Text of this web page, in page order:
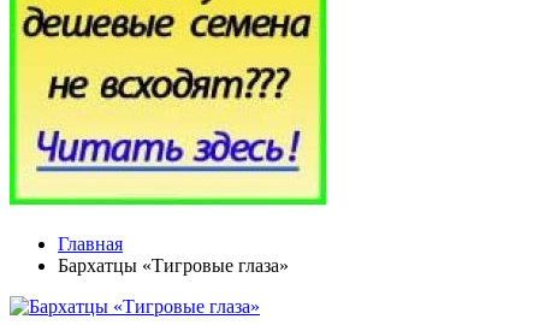
Главная
Бархатцы «Тигровые глаза»